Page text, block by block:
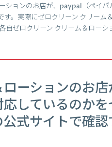
ションのお店が、paypal（ペイパ
。実際にゼロクリーン クリーム
自ゼロクリーン クリーム＆ローシ
ーションのお店
しているのかを
式サイトで確認